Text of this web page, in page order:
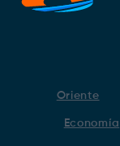
Oriente
Economía